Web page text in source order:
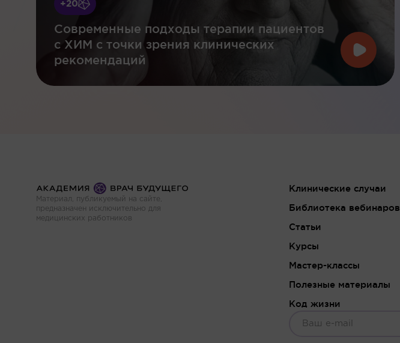
+20
Современные подходы терапии пациентов
с ХИМ с точки зрения клинических
рекомендаций
Материал, публикуемый на сайте,
предназначен исключительно для
медицинских работников
Клинические случаи
Библиотека вебинаров
Статьи
Курсы
Мастер-классы
Полезные материалы
Код жизни